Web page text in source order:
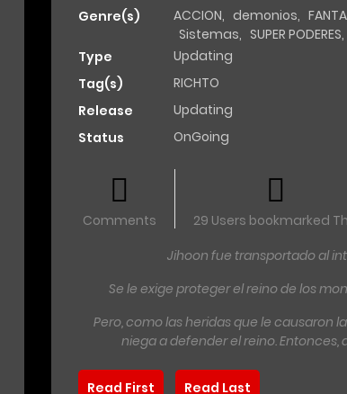
Genre(s)
ACCION, demonios,
Sistemas, SUPER PODERES,
Type
Updating
Tag(s)
RICHTO
Release
Updating
Status
OnGoing
Comments
29 Users bookmarked
Jihoon fue transportado al
Se le exige proteger el reino de los
Pero, como las heridas que le causaron
niega a defender el reino.
Read First Read Last